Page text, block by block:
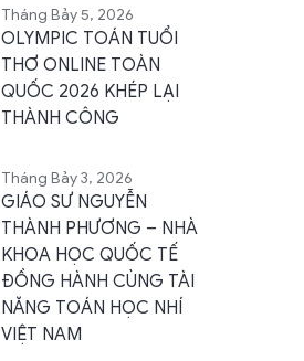
Tháng Bảy 5, 2026
OLYMPIC TOÁN TUỔI
THƠ ONLINE TOÀN
QUỐC 2026 KHÉP LẠI
THÀNH CÔNG
Tháng Bảy 3, 2026
GIÁO SƯ NGUYỄN
THÀNH PHƯƠNG – NHÀ
KHOA HỌC QUỐC TẾ
ĐỒNG HÀNH CÙNG TÀI
NĂNG TOÁN HỌC NHÍ
VIỆT NAM